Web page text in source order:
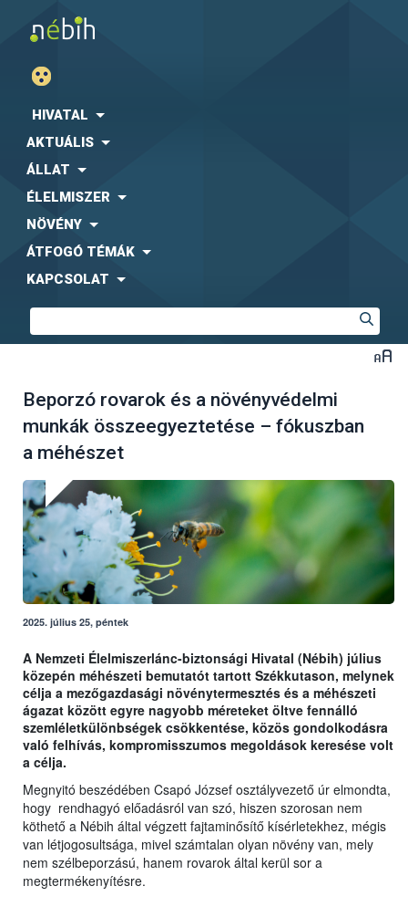
HIVATAL
AKTUÁLIS
ÁLLAT
ÉLELMISZER
NÖVÉNY
ÁTFOGÓ TÉMÁK
KAPCSOLAT
Beporzó rovarok és a növényvédelmi
munkák összeegyeztetése – fókuszban
a méhészet
2025. július 25, péntek
A Nemzeti Élelmiszerlánc-biztonsági Hivatal (Nébih) július
közepén méhészeti bemutatót tartott Székkutason, melynek
célja a mezőgazdasági növénytermesztés és a méhészeti
ágazat között egyre nagyobb méreteket öltve fennálló
szemléletkülönbségek csökkentése, közös gondolkodásra
való felhívás, kompromisszumos megoldások keresése volt
a célja.
Megnyitó beszédében Csapó József osztályvezető úr elmondta,
hogy rendhagyó előadásról van szó, hiszen szorosan nem
köthető a Nébih által végzett fajtaminősítő kísérletekhez, mégis
van létjogosultsága, mivel számtalan olyan növény van, mely
nem szélbeporzású, hanem rovarok által kerül sor a
megtermékenyítésre.